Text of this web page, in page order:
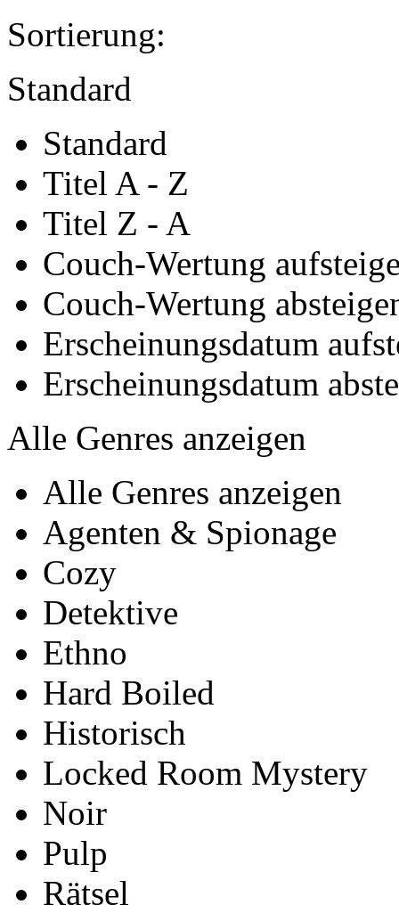
Sortierung:
Standard
Standard
Titel A - Z
Titel Z - A
Couch-Wertung
Couch-Wertung
Erscheinungsdatum
Erscheinungsdatum
Alle Genres anzeigen
Alle Genres anzeigen
Agenten & Spionage
Cozy
Detektive
Ethno
Hard Boiled
Historisch
Locked Room Mystery
Noir
Pulp
Rätsel